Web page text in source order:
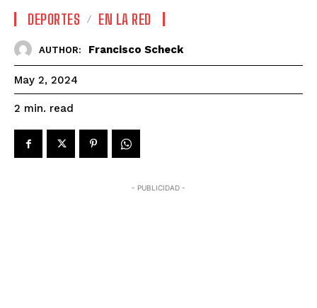
DEPORTES EN LA RED
AUTHOR: Francisco Scheck
May 2, 2024
2 min. read
- PUBLICIDAD -